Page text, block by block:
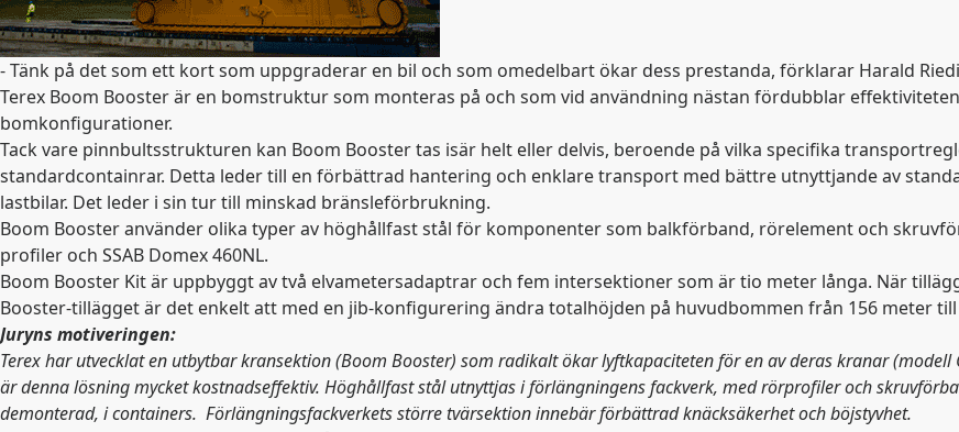
- Tänk på det som ett kort som uppgraderar en bil och som omedelbart ökar dess prestanda, förklarar Harald
Terex Boom Booster är en bomstruktur som monteras på och som vid användning nästan fördubblar
bomkonfigurationer.
Tack vare pinnbultsstrukturen kan Boom Booster tas isär helt eller delvis, beroende på vilka specifika
standardcontainrar. Detta leder till en förbättrad hantering och enklare transport med bättre utnyttjande av
lastbilar. Det leder i sin tur till minskad bränsleförbrukning.
Boom Booster använder olika typer av höghållfast stål för komponenter som balkförband, rörelement och
profiler och SSAB Domex 460NL.
Boom Booster Kit är uppbyggt av två elvametersadaptrar och fem intersektioner som är tio meter långa. När
Booster-tillägget är det enkelt att med en jib-konfigurering ändra totalhöjden på huvudbommen från 156 meter
Juryns motiveringen:
Terex har utvecklat en utbytbar kransektion (Boom Booster) som radikalt ökar lyftkapaciteten för en av deras kranar
är denna lösning mycket kostnadseffektiv. Höghållfast stål utnyttjas i förlängningens fackverk, med rörprofiler och
demonterad, i containers. Förlängningsfackverkets större tvärsektion innebär förbättrad knäcksäkerhet och böjstyvhet.